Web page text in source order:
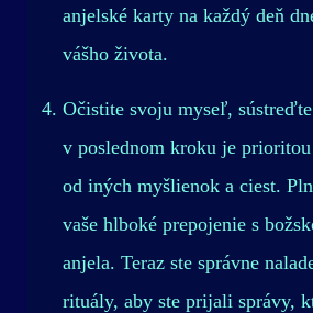
anjelské karty na každý deň
vášho života.
Očistite svoju myseľ,
v poslednom kroku je
od iných myšlienok a ciest.
vaše hlboké prepojenie s
anjela. Teraz ste správne
rituály, aby ste prijali správy,